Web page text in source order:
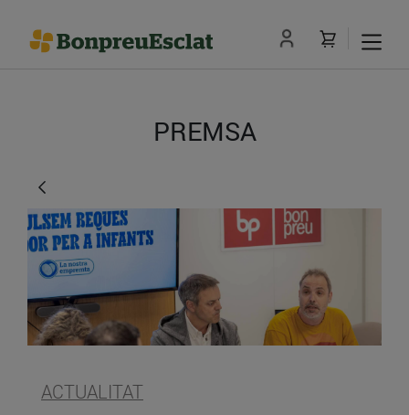
PREMSA
ACTUALITAT